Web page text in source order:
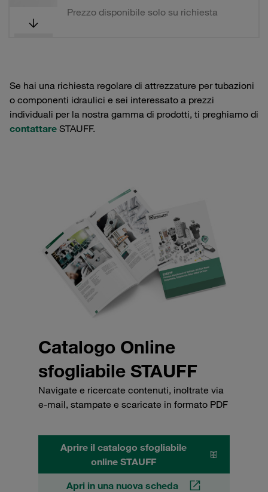
Prezzo disponibile solo su richiesta
Se hai una richiesta regolare di attrezzature per tubazioni
o componenti idraulici e sei interessato a prezzi
individuali per la nostra gamma di prodotti, ti preghiamo di
contattare STAUFF.
Catalogo Online
sfogliabile STAUFF
Navigate e ricercate contenuti, inoltrate via
e-mail, stampate e scaricate in formato PDF
Aprire il catalogo sfogliabile
online STAUFF
Apri in una nuova scheda